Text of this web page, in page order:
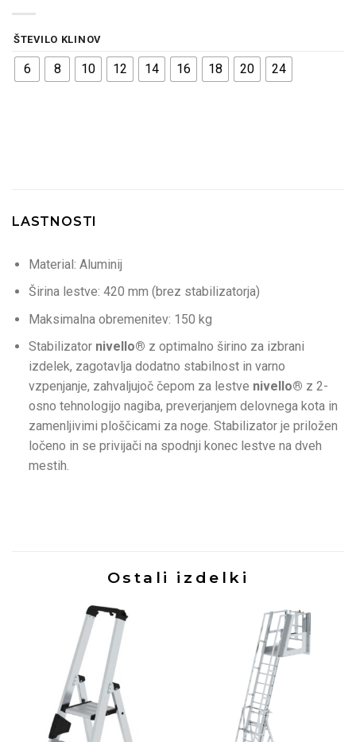
ŠTEVILO KLINOV
6 8 10 12 14 16 18 20 24
LASTNOSTI
Material: Aluminij
Širina lestve: 420 mm (brez stabilizatorja)
Maksimalna obremenitev: 150 kg
Stabilizator nivello® z optimalno širino za izbrani
izdelek, zagotavlja dodatno stabilnost in varno
vzpenjanje, zahvaljujoč čepom za lestve nivello® z 2-
osno tehnologijo nagiba, preverjanjem delovnega kota in
zamenljivimi ploščicami za noge. Stabilizator je priložen
ločeno in se privijači na spodnji konec lestve na dveh
mestih.
Ostali izdelki